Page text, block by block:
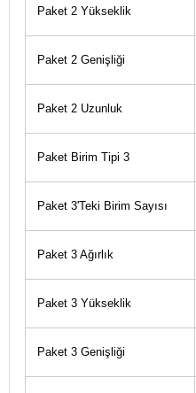
Paket 2 Yükseklik
Paket 2 Genişliği
Paket 2 Uzunluk
Paket Birim Tipi 3
Paket 3'Teki Birim Sayısı
Paket 3 Ağırlık
Paket 3 Yükseklik
Paket 3 Genişliği